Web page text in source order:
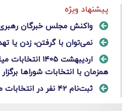
پیشنهاد ویژه
واکنش مجلس خبرگان رهبری
نمی‌توان با گرفتن، زدن یا
اردیبهشت ۱۴۰۵
همزمان با انتخابات شوراها
ثبت‌نام ۴۲ نفر در انتخابات میان‌دوره‌ای خبرگان